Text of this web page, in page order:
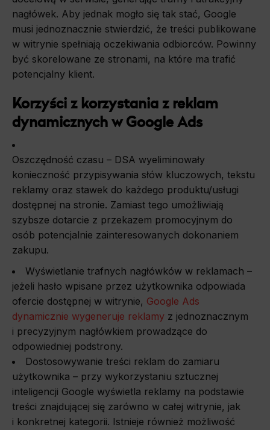
nagłówek. Aby jednak mogło się tak stać, Google
musi jednoznacznie stwierdzić, że treści publikowane
w witrynie spełniają oczekiwania odbiorców. Powinny
być skorelowane ze stronami, na które ma trafić
potencjalny klient.
Korzyści z korzystania z reklam
dynamicznych w Google Ads
Oszczędność czasu – DSA wyeliminowały
konieczność przypisywania słów kluczowych, tekstu
reklamy oraz stawek do każdego produktu/usługi
dostępnej na stronie. Zamiast tego umożliwiają
szybsze dotarcie z przekazem promocyjnym do
osób potencjalnie zainteresowanych dokonaniem
zakupu.
Wyświetlanie trafnych nagłówków w reklamach –
jeżeli hasło wpisane przez użytkownika odpowiada
ofercie dostępnej w witrynie, Google Ads
dynamicznie wygeneruje reklamy z jednoznacznym
i precyzyjnym nagłówkiem prowadzące do
odpowiedniej podstrony.
Dostosowywanie treści reklam do zamiaru
użytkownika – przy wykorzystaniu sztucznej
inteligencji Google wyświetla reklamy na podstawie
treści znajdującej się zarówno w całej witrynie, jak
i konkretnej kategorii. Istnieje również możliwość